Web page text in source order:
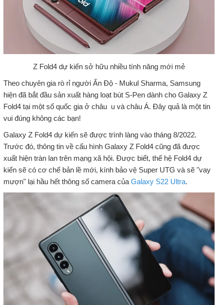
Z Fold4 dự kiến sở hữu nhiều tính năng mới mẻ
Theo chuyên gia rò rỉ người Ấn Độ - Mukul Sharma, Samsung
hiện đã bắt đầu sản xuất hàng loạt bút S-Pen dành cho Galaxy Z
Fold4 tại một số quốc gia ở châu u và châu Á. Đây quả là một tin
vui đúng không các bạn!
Galaxy Z Fold4 dự kiến sẽ được trình làng vào tháng 8/2022.
Trước đó, thông tin về cấu hình Galaxy Z Fold4 cũng đã được
xuất hiện tràn lan trên mạng xã hội. Được biết, thế hệ Fold4 dự
kiến sẽ có cơ chế bản lề mới, kính bảo vệ Super UTG và sẽ "vay
mượn" lại hầu hết thông số camera của Galaxy S22 Ultra.